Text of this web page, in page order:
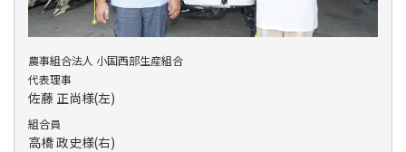
農事組合法人 小国西部生産組合
代表理事
佐藤 正尚様(左)
組合員
高橋 政史様(右)